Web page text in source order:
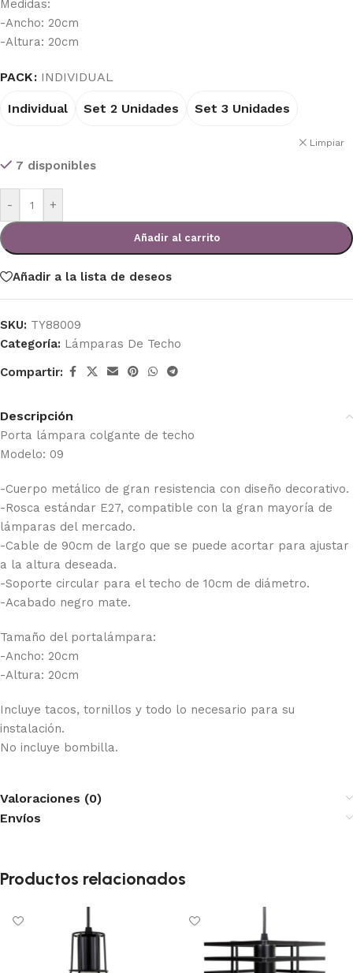
Medidas:
-Ancho: 20cm
-Altura: 20cm
PACK INDIVIDUAL
Individual Set 2 Unidades Set 3 Unidades
Limpiar
7 disponibles
- +
Añadir al carrito
Añadir a la lista de deseos
SKU: TY88009
Categoría: Lámparas De Techo
Compartir:
Descripción
Porta lámpara colgante de techo
Modelo: 09
-Cuerpo metálico de gran resistencia con diseño decorativo.
-Rosca estándar E27, compatible con la gran mayoría de
lámparas del mercado.
-Cable de 90cm de largo que se puede acortar para ajustar
a la altura deseada.
-Soporte circular para el techo de 10cm de diámetro.
-Acabado negro mate.
Tamaño del portalámpara:
-Ancho: 20cm
-Altura: 20cm
Incluye tacos, tornillos y todo lo necesario para su
instalación.
No incluye bombilla.
Valoraciones (0)
Envíos
Productos relacionados